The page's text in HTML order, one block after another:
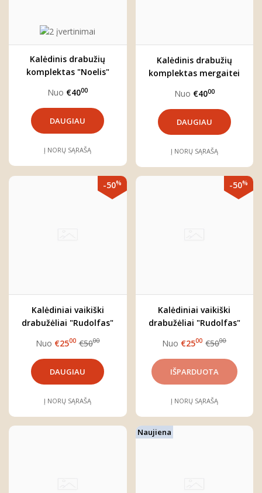
Kalėdinis drabužių
komplektas "Noelis"
Nuo €4000
DAUGIAU
Į NORŲ SĄRAŠĄ
Kalėdinis drabužių
komplektas mergaitei
Nuo €4000
DAUGIAU
Į NORŲ SĄRAŠĄ
-50%
Kalėdiniai vaikiški
drabužėliai "Rudolfas"
Nuo €2500 €5000
DAUGIAU
Į NORŲ SĄRAŠĄ
-50%
Kalėdiniai vaikiški
drabužėliai "Rudolfas"
Nuo €2500 €5000
Į NORŲ SĄRAŠĄ
Naujiena